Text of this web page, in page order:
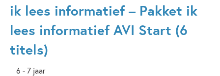
uitgevers
ik lees informatief – Pakket ik
lees informatief AVI Start (6
titels)
6 - 7 jaar